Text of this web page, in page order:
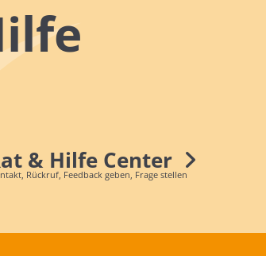
& Hilfe Center
Rückruf, Feedback geben, Frage stellen